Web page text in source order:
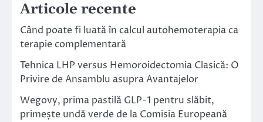
Articole recente
Când poate fi luată în calcul autohemoterapia ca
terapie complementară
Tehnica LHP versus Hemoroidectomia Clasică: O
Privire de Ansamblu asupra Avantajelor
Wegovy, prima pastilă GLP-1 pentru slăbit,
primește undă verde de la Comisia Europeană